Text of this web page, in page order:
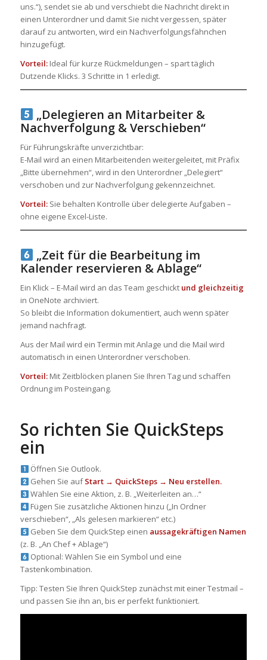
uns.“), sendet sie ab und verschiebt die Nachricht direkt in
einen Unterordner und damit Sie nicht vergessen, später
darauf zu antworten, wird ein Nachverfolgungsfähnchen
hinzugefügt.
Vorteil:Ideal für kurze Rückmeldungen – spart täglich
Dutzende Klicks. 3 Schritte in 1 erledigt.
„Delegieren an Mitarbeiter &
Nachverfolgung & Verschieben“
Für Führungskräfte unverzichtbar:
E-Mail wird an einen Mitarbeitenden weitergeleitet, mit Präfix
„Bitte übernehmen“, wird in den Unterordner „Delegiert“
verschoben und zur Nachverfolgung gekennzeichnet.
Vorteil:Sie behalten Kontrolle über delegierte Aufgaben –
ohne eigene Excel-Liste.
„Zeit für die Bearbeitung im
Kalender reservieren & Ablage“
Ein Klick – E-Mail wird an das Team geschickt und gleichzeitig
in OneNote archiviert.
So bleibt die Information dokumentiert, auch wenn später
jemand nachfragt.
Aus der Mail wird ein Termin mit Anlage und die Mail wird
automatisch in einen Unterordner verschoben.
Vorteil:Mit Zeitblöcken planen Sie Ihren Tag und schaffen
Ordnung im Posteingang.
So richten Sie QuickSteps
ein
Öffnen Sie Outlook.
Gehen Sie aufStart → QuickSteps → Neu erstellen.
Wählen Sie eine Aktion, z. B. „Weiterleiten an…“
Fügen Sie zusätzliche Aktionen hinzu („In Ordner
verschieben“, „Als gelesen markieren“ etc.)
Geben Sie dem QuickStep einen aussagekräftigen Namen
(z. B. „An Chef + Ablage“)
Optional: Wählen Sie ein Symbol und eine
Tastenkombination.
Tipp: Testen Sie Ihren QuickStep zunächst mit einer Testmail –
und passen Sie ihn an, bis er perfekt funktioniert.